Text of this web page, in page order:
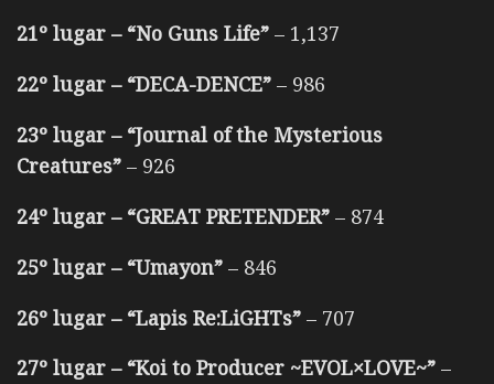
21º lugar – “No Guns Life” – 1,137
22º lugar – “DECA-DENCE” – 986
23º lugar – “Journal of the Mysterious
Creatures” – 926
24º lugar – “GREAT PRETENDER” – 874
25º lugar – “Umayon” – 846
26º lugar – “Lapis Re:LiGHTs” – 707
27º lugar – “Koi to Producer ~EVOL×LOVE~” –